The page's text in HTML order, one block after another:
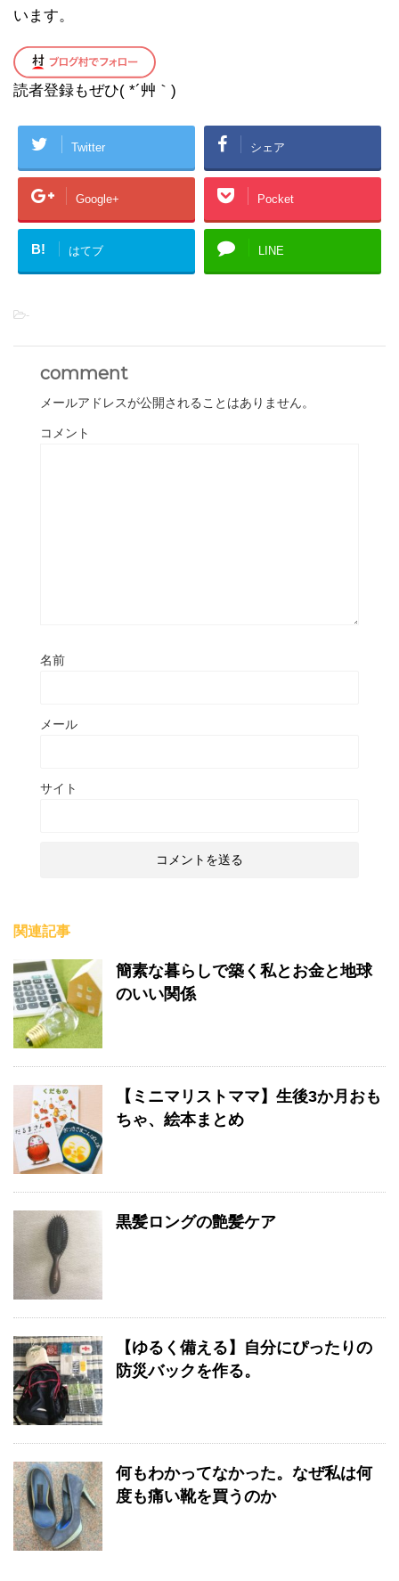
います。
読者登録もぜひ( *´艸｀)
Twitter シェア
Google+ Pocket
B! はてブ LINE
-
comment
メールアドレスが公開されることはありません。
コメント
名前
メール
サイト
関連記事
簡素な暮らしで築く私とお金と地球
のいい関係
【ミニマリストママ】生後3か月おも
ちゃ、絵本まとめ
黒髪ロングの艶髪ケア
【ゆるく備える】自分にぴったりの
防災バックを作る。
何もわかってなかった。なぜ私は何
度も痛い靴を買うのか